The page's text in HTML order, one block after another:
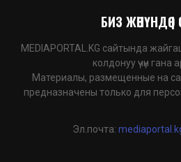
БИЗ ЖӨНҮНДӨ
MEDIAPORTAL.KG сайтында
колдонуу үчүн гана
Материалы, размещенные на
предназначены только для
Эл.почта: